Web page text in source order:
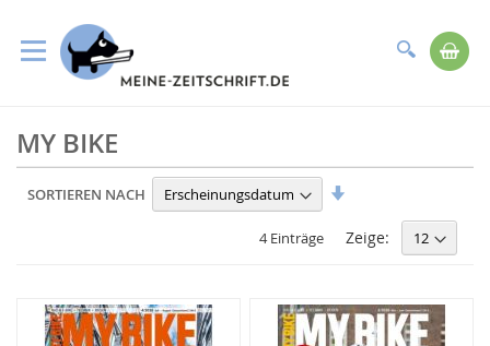
Suche
zum
Inhalt
MY BIKE
SORTIEREN NACH
Reihenfolge
Zeige:
4 Einträge